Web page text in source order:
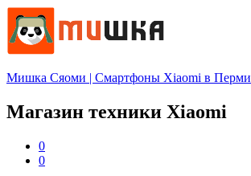
Мишка Сяоми | Смартфоны Xiaomi в Перми
Магазин техники Xiaomi
0
0